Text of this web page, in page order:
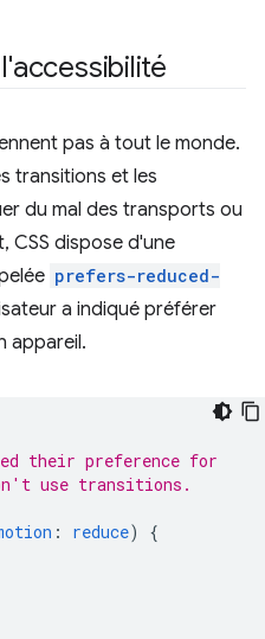
pas à tout le monde.
transitions et les
du mal des transports ou
CSS dispose d'une
prefers-reduced-
a indiqué préférer
appareil.
their preference for
use transitions.
: reduce)
{